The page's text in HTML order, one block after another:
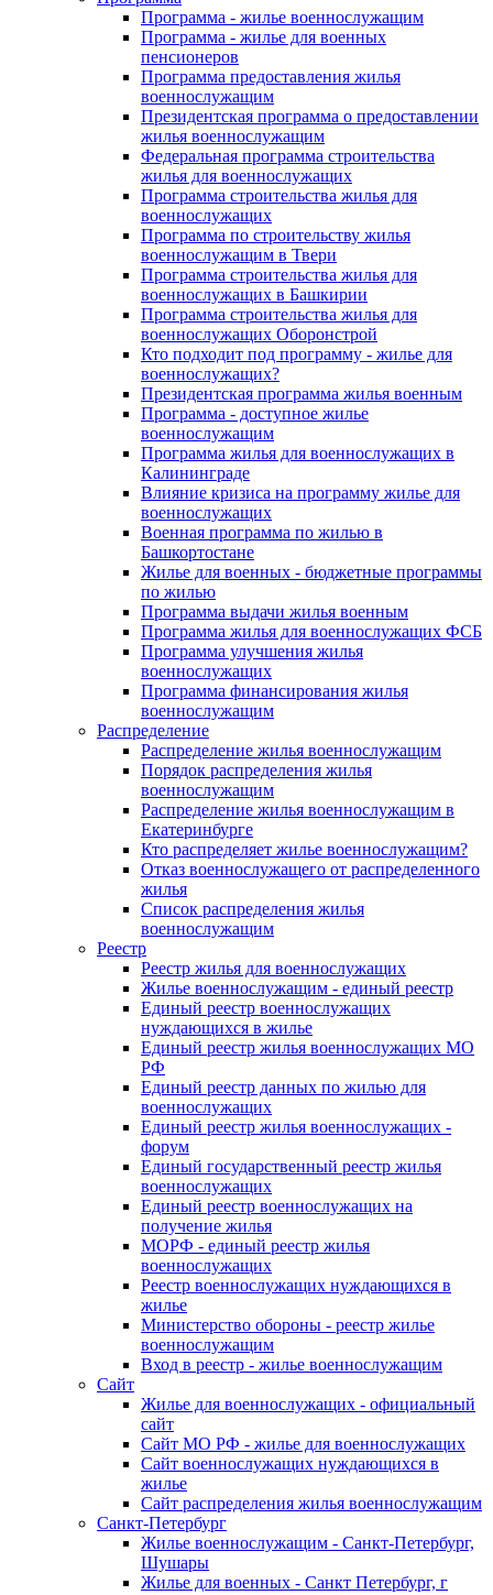
Программа - жилье военнослужащим
Программа - жилье для военных
пенсионеров
Программа предоставления жилья
военнослужащим
Президентская программа о предоставлении
жилья военнослужащим
Федеральная программа строительства
жилья для военнослужащих
Программа строительства жилья для
военнослужащих
Программа по строительству жилья
военнослужащим в Твери
Программа строительства жилья для
военнослужащих в Башкирии
Программа строительства жилья для
военнослужащих Оборонстрой
Кто подходит под программу - жилье для
военнослужащих?
Президентская программа жилья военным
Программа - доступное жилье
военнослужащим
Программа жилья для военнослужащих в
Калининграде
Влияние кризиса на программу жилье для
военнослужащих
Военная программа по жилью в
Башкортостане
Жилье для военных - бюджетные программы
по жилью
Программа выдачи жилья военным
Программа жилья для военнослужащих ФСБ
Программа улучшения жилья
военнослужащих
Программа финансирования жилья
военнослужащим
Распределение
Распределение жилья военнослужащим
Порядок распределения жилья
военнослужащим
Распределение жилья военнослужащим в
Екатеринбурге
Кто распределяет жилье военнослужащим?
Отказ военнослужащего от распределенного
жилья
Список распределения жилья
военнослужащим
Реестр
Реестр жилья для военнослужащих
Жилье военнослужащим - единый реестр
Единый реестр военнослужащих
нуждающихся в жилье
Единый реестр жилья военнослужащих МО
РФ
Единый реестр данных по жилью для
военнослужащих
Единый реестр жилья военнослужащих -
форум
Единый государственный реестр жилья
военнослужащих
Единый реестр военнослужащих на
получение жилья
МОРФ - единый реестр жилья
военнослужащих
Реестр военнослужащих нуждающихся в
жилье
Министерство обороны - реестр жилье
военнослужащим
Вход в реестр - жилье военнослужащим
Сайт
Жилье для военнослужащих - официальный
сайт
Сайт МО РФ - жилье для военнослужащих
Сайт военнослужащих нуждающихся в
жилье
Сайт распределения жилья военнослужащим
Санкт-Петербург
Жилье военнослужащим - Санкт-Петербург,
Шушары
Жилье для военных - Санкт Петербург, г